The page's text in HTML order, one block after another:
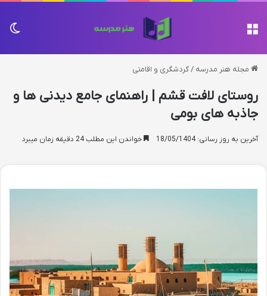
مجله هنر مدرسه /گردشگری و اقامتی
روستای لافت قشم | راهنمای جامع دیدنی ها و
جاذبه های بومی
آخرین به روز رسانی: 18/05/1404 خواندن این مطلب 24 دقیقه زمان میبرد